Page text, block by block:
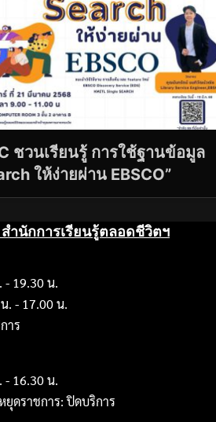
ชวนเรียนรู้ การใช้ฐานข้อมูล
ให้ง่ายผ่าน EBSCO”
สำนักการเรียนรู้ตลอดชีวิตฯ
- 19.30 น.
. - 17.00 น.
าร
- 16.30 น.
ยุดราชการ: ปิดบริการ